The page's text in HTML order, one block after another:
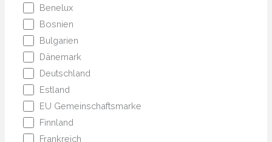
Benelux
Bosnien
Bulgarien
Dänemark
Deutschland
Estland
EU Gemeinschaftsmarke
Finnland
Frankreich